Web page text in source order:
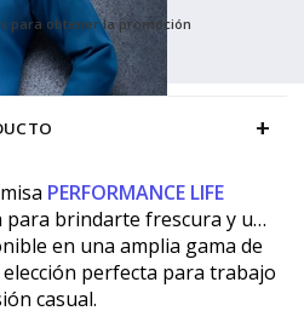
para obtener la promoción
+
PERFORMANCE LIFE
para brindarte frescura y un
en una amplia gama de
perfecta para trabajo
casual.